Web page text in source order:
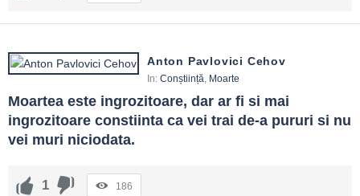
Anton Pavlovici Cehov
In: Conștiință Moarte
Moartea este ingrozitoare, dar ar fi si mai
ingrozitoare constiinta ca vei trai de-a pururi si nu
vei muri niciodata.
1 186